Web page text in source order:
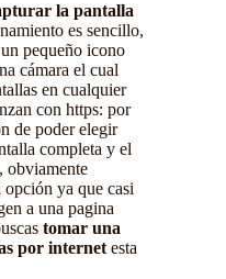
la pantalla
es sencillo,
pequeño icono
cámara el cual
en cualquier
con https: por
de poder elegir
completa y el
obviamente
ya que casi
a una pagina
tomar una
por internet esta